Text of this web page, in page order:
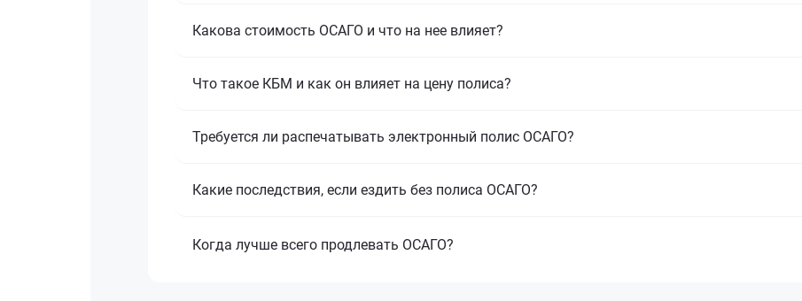
Какова стоимость ОСАГО и что на нее влияет?
Что такое КБМ и как он влияет на цену полиса?
Требуется ли распечатывать электронный полис ОСАГО?
Какие последствия, если ездить без полиса ОСАГО?
Когда лучше всего продлевать ОСАГО?